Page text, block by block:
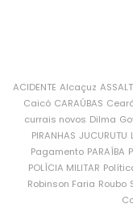
ACIDENTE Alcaçuz
Caicó CARAÚBAS
currais novos Dilma
PIRANHAS JUCURUTU
Pagamento PARAÍBA
POLÍCIA MILITAR
Robinson Faria Roubo